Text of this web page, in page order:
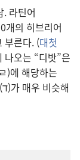
. 라틴어
개의 히브리어
부른다. (대첫
나오는 “디밧”은
)에 해당하는